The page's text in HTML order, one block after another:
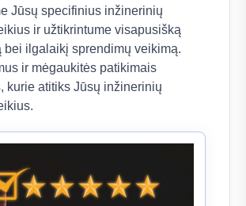
Jūsų specifinius inžinerinių
ir užtikrintume visapusišką
bei ilgalaikį sprendimų veikimą.
ir mėgaukitės patikimais
kurie atitiks Jūsų inžinerinių